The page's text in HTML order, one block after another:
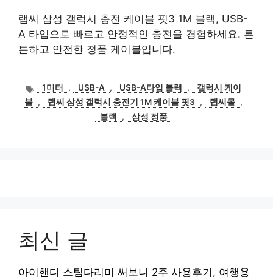
랩씨 삼성 갤럭시 충전 케이블 핏3 1M 블랙, USB-
A 타입으로 빠르고 안정적인 충전을 경험하세요. 튼
튼하고 안전한 정품 케이블입니다.
태1미터 , USB-A , USB-A타입 블랙 ,
갤럭시 케이
블 , 랩씨 삼성 갤럭시 충전기 1M 케이블 핏3 , 랩씨몰 ,
블랙
, 삼성 정품
최신 글
아이핸디 스팀다리미 써보니 2주 사용후기, 여행용